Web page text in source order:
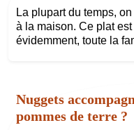
La plupart du temps,
à la maison. Ce plat
évidemment, toute la
Nuggets
pommes de terre ?